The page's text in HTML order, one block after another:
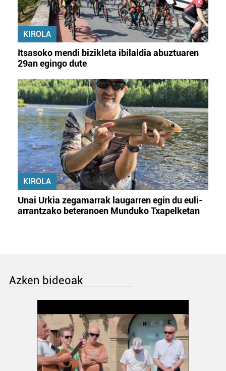
KIROLA
Itsasoko mendi bizikleta ibilaldia abuztuaren
29an egingo dute
KIROLA
Unai Urkia zegamarrak laugarren egin du euli-
arrantzako beteranoen Munduko Txapelketan
Azken bideoak